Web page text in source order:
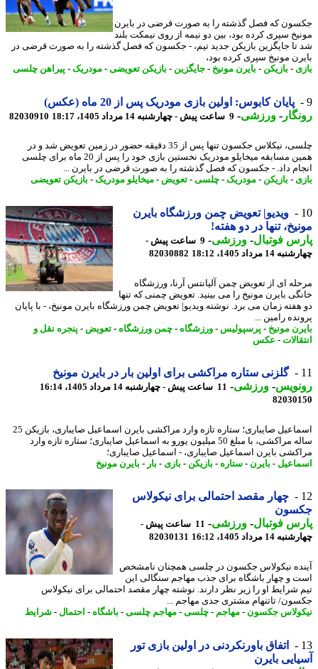
که فصل گذشته را به صورت قرضی در بایرن
سپری کرده بود، بین دو نیمه از روی نیمکت بلند
جایگزین بازیکن جدید تیم، - جکسون که فصل گذشته را به صورت قرضی در
مونیخ سپری کرده بود،
- بازیکن -بایرن مونیخ-جایگزین- بازیکن تعویضی-مودریک-پیراهن چلسی
پایان کابوس: اولین بازی مودریک پس از 20 ماه (عکس)
-ورزشی-9 ساعت پیش - چهارشنبه 14 مرداد 1405، 18:17 82030910
چلسی، نیکلاس جکسون تنها پس از 35 دقیقه حضور در زمین تعویض شد و در
همین مسابقه میخایلو مودریک نخستین بازی خود را پس از 20 ماه برای چلسی
داد. - جکسون که فصل گذشته را به صورت قرضی در بایرن ...
- بازیکن -مودریک-چلسی-تعویض-میخایلو مودریک-بازیکن تعویضی
ویدیو| تعویض چمن ورزشگاه بایرن
تنها در دو هفته!
فوتبال-ورزشی-
9 ساعت پیش -
مرداد 1405، 18:12
82030882
ای از تعویض چمن آلیانتس آرنا، ورزشگاه
بایرن مونیخ را می بینید. تعویض چمنی که تنها
زمان می برد. نوشته ویدیو| تعویض چمن ورزشگاه بایرن مونیخ، - با پایان
رامین ...
مونیخ-پرسپولیس-ورزشگاه-چمن ورزشگاه-تعویض-پنجره نقل و
-عکس
گلزنی ستاره مراکشی برای اولین بار در بایرن مونیخ
-ورزشی-11 ساعت پیش - چهارشنبه 14 مرداد 1405، 16:14
اسماعیل صایباری؛ ستاره تازه وارد مراکشی بایرن اسماعیل صایباری، بازیکن 25
ساله مراکشی، با مبلغ 50 میلیون یورو به اسماعیل صایباری؛ ستاره تازه وارد
بایرن اسماعیل صایباری، - اسماعیل صایباری؛
-بایرن- ستاره-بازیکن -بازی - بار - بایرن مونیخ
چهار مقصد احتمالی برای نیکولاس
فوتبال-ورزشی-
11 ساعت پیش -
مرداد 1405، 16:12
82030131
نیکولاس جکسون در چلسی همچنان نامشخص
و چهار باشگاه برای جذب مهاجم سنگالی این
شرایط او را زیر نظر دارند. نوشته چهار مقصد احتمالی برای نیکولاس
تاتنهام مشتری جدی مهاجم ...
جکسون-مهاجم-چلسی-مهاجم چلسی-باشگاه-احتمال-شرایط
اتفاق باورنکردنی در اولین بازی تور
بایرن